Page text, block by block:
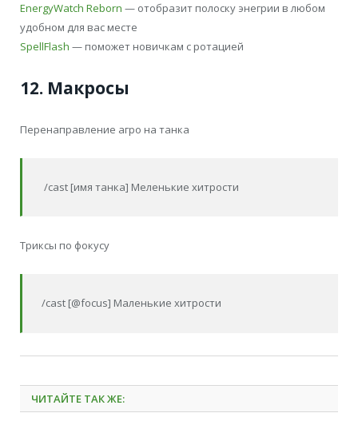
EnergyWatch Reborn — отобразит полоску энегрии в любом
удобном для вас месте
SpellFlash — поможет новичкам с ротацией
12. Макросы
Перенаправление агро на танка
/cast [имя танка] Меленькие хитрости
Триксы по фокусу
/cast [@focus] Маленькие хитрости
ЧИТАЙТЕ ТАК ЖЕ: